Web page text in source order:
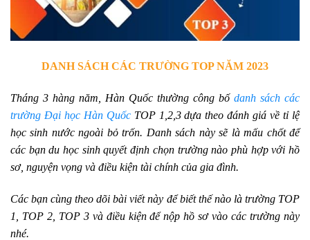
DANH SÁCH CÁC TRƯỜNG TOP NĂM 2023
Tháng 3 hàng năm, Hàn Quốc thường công bố danh sách các
trường Đại học Hàn QuốcTOP 1,2,3dựa theo đánh giá về tỉ lệ
học sinh nước ngoài bỏ trốn. Danh sách này sẽ là mấu chốt để
các bạn du học sinh quyết định chọn trường nào phù hợp với hồ
sơ, nguyện vọng và điều kiện tài chính của gia đình.
Các bạn cùng theo dõi bài viết này để biết thế nào là trường TOP
1, TOP 2, TOP 3 và điều kiện để nộp hồ sơ vào các trường này
nhé.